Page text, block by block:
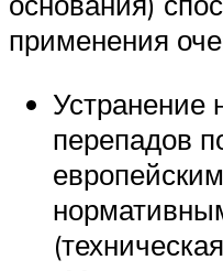
применения
Устранение
перепадов